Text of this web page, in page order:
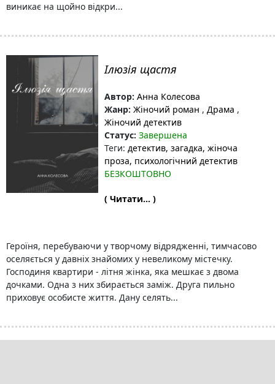
виникає на щойно відкри...
Ілюзія щастя
Автор: Анна Колесова
Жанр: Жіночий роман , Драма ,
Жіночий детектив
Статус: Завершена
Теги: детектив, загадка, жіноча
проза, психологічний детектив
БЕЗКОШТОВНО
( Читати... )
Героїня, перебуваючи у творчому відрядженні, тимчасово
оселяється у давніх знайомих у невеликому містечку.
Господиня квартири - літня жінка, яка мешкає з двома
дочками. Одна з них збирається заміж. Друга пильно
приховує особисте життя. Дану селять...